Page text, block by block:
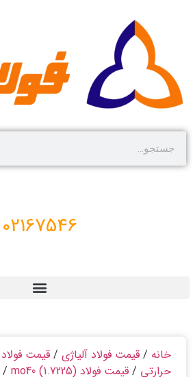
02167546
خانه / قیمت فولاد آلیاژی / قیمت
حرارتی / قیمت فولاد mo40 (1.7225)